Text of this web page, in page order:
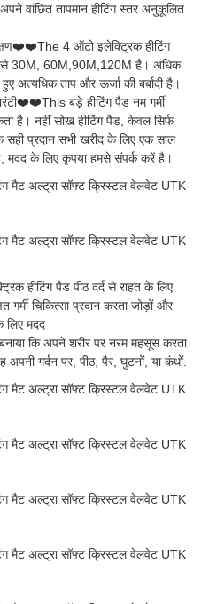
वांछित तापमान हीटिंग स्तर अनुकूलित
4 ऑटो इलेक्ट्रिक हीटिंग
से 30M, 60M,90M,120M है। अधिक
अत्यधिक ताप और ऊर्जा की बर्बादी है।
बड़े हीटिंग पैड नम गर्मी
है। नहीं सोख हीटिंग पैड, केवल सिर्फ
प्रदान सभी खरीद के लिए एक साल
मदद के लिए कृपया हमसे संपर्क करें है।
हीटिंग पैड पीठ दर्द से राहत के लिए
गर्मी चिकित्सा प्रदान करता जोड़ों और
लिए मदद
कि अपने शरीर पर नरम महसूस करता
गर्दन पर, पीठ, पैर, घुटनों, या कंधों.